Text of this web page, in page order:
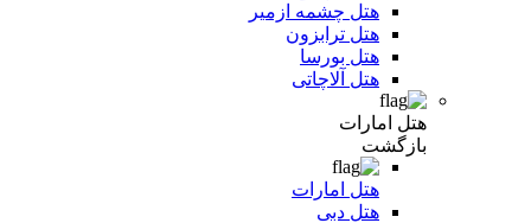
هتل چشمه ازمیر
هتل ترابزون
هتل بورسا
هتل آلاچاتی
هتل امارات
بازگشت
هتل امارات
هتل دبی